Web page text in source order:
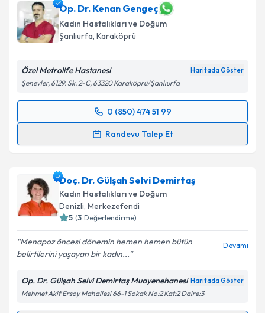
Op. Dr. Kenan Gengeç
Kadın Hastalıkları ve Doğum
Şanlıurfa, Karaköprü
Özel Metrolife Hastanesi Haritada Göster
Şenevler, 6129. Sk. 2-C, 63320 Karaköprü/Şanlıurfa
0 (850) 474 51 99
Randevu Talep Et
Randevu Takvimi Talebi
takvim hazırlandığında e-posta ile bilgilendireceğiz.
E-posta Adresiniz
Kişisel verilerimin işlenmesine ilişkin
kapsamda işlenmesini kabul ediyorum.
Doç. Dr. Gülşah Selvi Demirtaş
Kadın Hastalıkları ve Doğum
Denizli, Merkezefendi
5 (3 Değerlendirme)
Menapoz öncesi dönemin hemen hemen bütün
belirtilerini yaşayan bir kadın...
Devamı
Op. Dr. Gülşah Selvi Demirtaş Muayenehanesi Haritada Göster
Mehmet Akif Ersoy Mahallesi 66-1 Sokak No:2 Kat:2 Daire:3